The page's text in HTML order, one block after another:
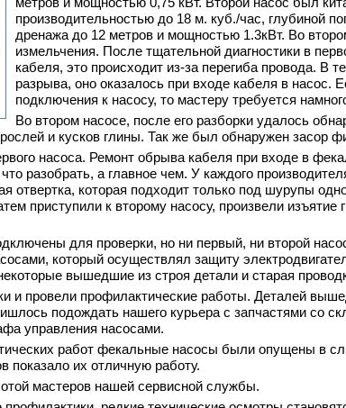
производительностью до 18 м. куб./час, глубиной
дренажа до 12 метров и мощностью 1.3кВт. Во
измельчения. После тщательной диагностики в
кабеля, это происходит из-за перегиба провода. В
разрыва, оно оказалось при входе кабеля в насос.
подключения к насосу, то мастеру требуется
Во втором насосе, после его разборки удалось
и кусков глины. Так же был обнаружен засор
насоса. Ремонт обрыва кабеля при входе в
что разобрать, а главное чем. У каждого
отвертка, которая подходит только под шурупы
приступили к второму насосу, произвели изъятие
для проверки, но ни первый, ни второй
который осуществлял защиту
вышедшие из строя детали и старая
и провели профилактические работы. Деталей
подождать нашего курьера с запчастями со
управления насосами.
работ фекальные насосы были опущены в
показало их отличную работу.
мастеров нашей сервисной службы.